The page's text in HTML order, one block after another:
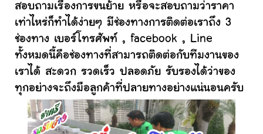
สอบถามเรื่องการขนย้าย หรือจะสอบถามว่าราคา
เท่าไหร่ก็ทำได้ง่ายๆ มีช่องทางการติดต่อเราถึง 3
ช่องทาง เบอร์โทรศัพท์ , facebook , Line
ทั้งหมดนี้คือช่องทางที่สามารถติดต่อกับทีมงานของ
เราได้ สะดวก รวดเร็ว ปลอดภัย รับรองได้ว่าของ
ทุกอย่างจะถึงมือลูกค้าที่ปลายทางอย่างแน่นอนครับ